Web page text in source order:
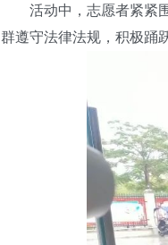
活动中，志愿者紧紧围
群遵守法律法规，积极踊